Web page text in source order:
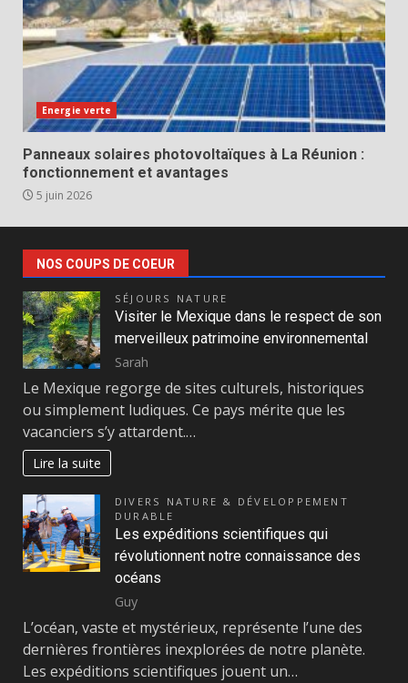
Energie verte
Panneaux solaires photovoltaïques à La Réunion :
fonctionnement et avantages
5 juin 2026
NOS COUPS DE COEUR
SÉJOURS NATURE
Visiter le Mexique dans le respect de son
merveilleux patrimoine environnemental
Sarah
Le Mexique regorge de sites culturels, historiques
ou simplement ludiques. Ce pays mérite que les
vacanciers s’y attardent.…
Lire la suite
DIVERS NATURE & DÉVELOPPEMENT
DURABLE
Les expéditions scientifiques qui
révolutionnent notre connaissance des
océans
Guy
L’océan, vaste et mystérieux, représente l’une des
dernières frontières inexplorées de notre planète.
Les expéditions scientifiques jouent un…